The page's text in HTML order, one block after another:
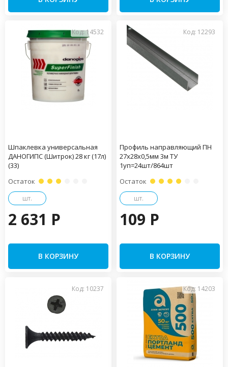
Код: 14532
Шпаклевка универсальная
ДАНОГИПС (Шитрок) 28 кг (17л)
(33)
Остаток
шт.
2 631 P
В КОРЗИНУ
Код: 12293
Профиль направляющий ПН
27х28х0,5мм 3м ТУ
1уп=24шт/864шт
Остаток
шт.
109 P
В КОРЗИНУ
Код: 10237 Код: 14203